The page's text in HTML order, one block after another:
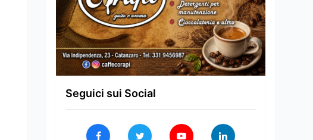
Seguici sui Social